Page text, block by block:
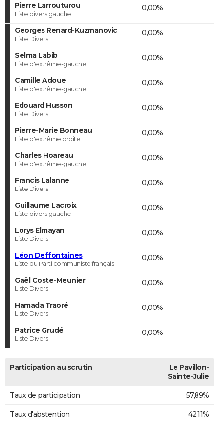
Pierre Larrouturou
Liste divers gauche
0,00%
Georges Renard-Kuzmanovic
Liste Divers
0,00%
Selma Labib
Liste d'extrême-gauche
0,00%
Camille Adoue
Liste d'extrême-gauche
0,00%
Edouard Husson
Liste Divers
0,00%
Pierre-Marie Bonneau
Liste d'extrême droite
0,00%
Charles Hoareau
Liste d'extrême-gauche
0,00%
Francis Lalanne
Liste Divers
0,00%
Guillaume Lacroix
Liste divers gauche
0,00%
Lorys Elmayan
Liste Divers
0,00%
Léon Deffontaines
Liste du Parti communiste français
0,00%
Gaël Coste-Meunier
Liste Divers
0,00%
Hamada Traoré
Liste Divers
0,00%
Patrice Grudé
Liste Divers
0,00%
Participation au scrutin
Le Pavillon-
Sainte-Julie
Taux de participation 57,89%
Taux d'abstention 42,11%